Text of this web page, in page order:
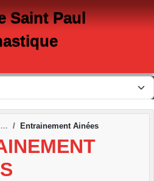
Saint Paul
Entrainement Ainées